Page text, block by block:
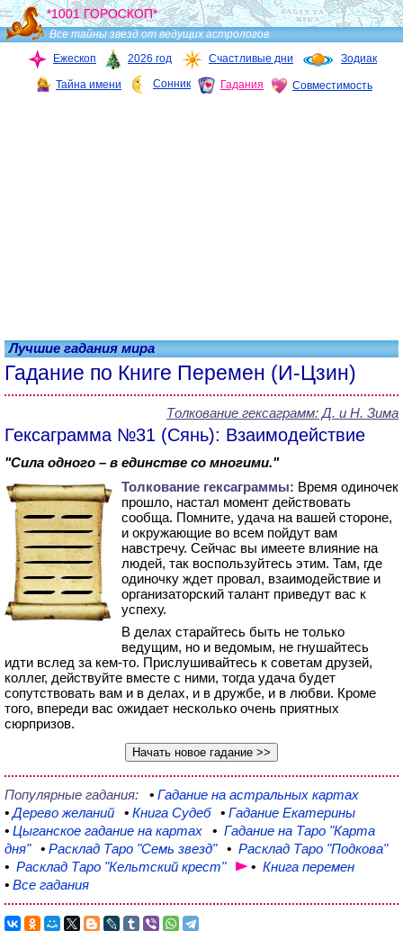
*1001 ГОРОСКОП*
Все тайны звезд от ведущих астрологов
Ежескоп
2026 год Счастливые дни Зодиак
Тайна имени Сонник Гадания Совместимость
Лучшие гадания мира
Гадание по Книге Перемен (И-Цзин)
Толкование гексаграмм: Д. и Н. Зима
Гексаграмма №31 (Сянь): Взаимодействие
"Сила одного – в единстве со многими."
Толкование гексаграммы: Время одиночек
прошло, настал момент действовать
сообща. Помните, удача на вашей стороне,
и окружающие во всем пойдут вам
навстречу. Сейчас вы имеете влияние на
людей, так воспользуйтесь этим. Там, где
одиночку ждет провал, взаимодействие и
организаторский талант приведут вас к
успеху.
В делах старайтесь быть не только
ведущим, но и ведомым, не гнушайтесь
идти вслед за кем-то. Прислушивайтесь к советам друзей,
коллег, действуйте вместе с ними, тогда удача будет
сопутствовать вам и в делах, и в дружбе, и в любви. Кроме
того, впереди вас ожидает несколько очень приятных
сюрпризов.
Популярные гадания: • Гадание на астральных картах
•Дерево желаний • Книга Судеб • Гадание Екатерины
• Цыганское гадание на картах • Гадание на Таро "Карта
дня" • Расклад Таро "Семь звезд" • Расклад Таро "Подкова"
• Расклад Таро "Кельтский крест" • Книга перемен
• Все гадания